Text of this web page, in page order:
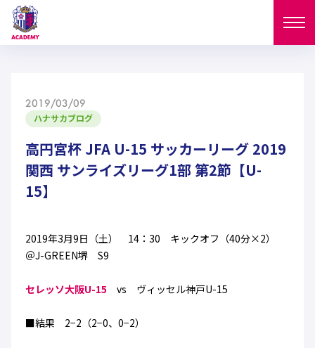
NEWS
U-18
U-12
ガールズU-15 セレクション
試合日程
MATCH
U-18 U-15
選手
スタッフ
セレクション
SELECTION
フィロソフィー
ハナサカクラブ
2019/03/09
ハナサカブログ
高円宮杯 JFA U-15 サッカーリーグ 2019
関西 サンライズリーグ1部 第2節【U-
15】
2019年3月9日（土） 14：30 キックオフ（40分×2）
＠J-GREEN堺 S9
セレッソ大阪U-15 vs ヴィッセル神戸U-15
■結果 2−2（2−0、0−2）